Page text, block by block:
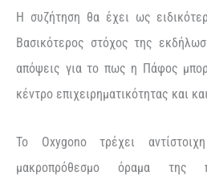
Η συζήτηση θα έχει ως
Βασικότερος στόχος της
απόψεις για το πως η Πάφος
κέντρο επιχειρηματικότητας και
Το Oxygono τρέχει
μακροπρόθεσμο όραμα της